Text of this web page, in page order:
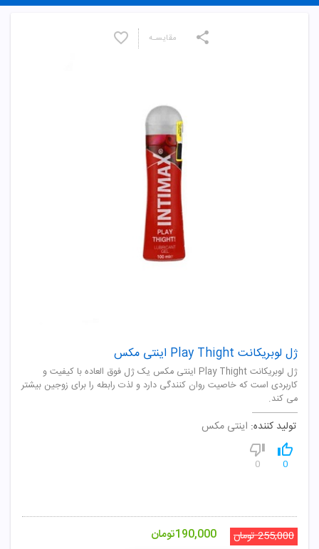
ژل لوبریکانت Play Thight اینتی مکس
ژل لوبریکانت Play Thight اینتی مکس یک ژل فوق العاده با کیفیت و
کاربردی است که خاصیت روان کنندگی دارد و لذت رابطه را برای زوجین بیشتر
می کند.
تولید کننده: اینتی مکس
0
0
255,000تومان 190,000تومان
مقایسـه